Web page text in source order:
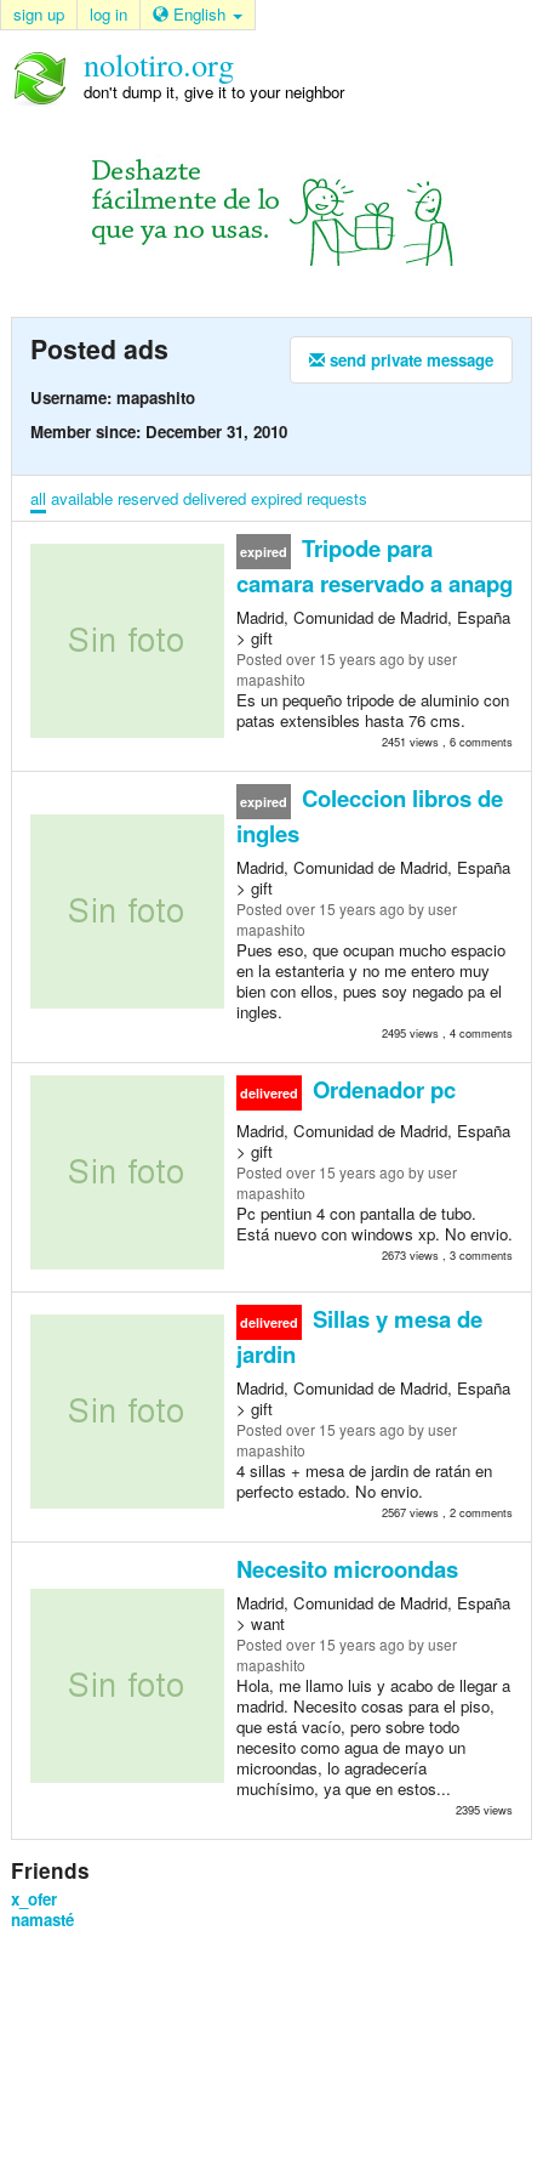
sign up log in English
nolotiro.org
don't dump it, give it to your neighbor
send private message
Posted ads
Username: mapashito
Member since: December 31, 2010
all available reserved delivered expired requests
expired
Tripode para
camara reservado a anapg
Madrid, Comunidad de Madrid, España
> gift
Posted over 15 years ago by user
mapashito
Es un pequeño tripode de aluminio con
patas extensibles hasta 76 cms.
2451 views , 6 comments
expired
Coleccion libros de
ingles
Madrid, Comunidad de Madrid, España
> gift
Posted over 15 years ago by user
mapashito
Pues eso, que ocupan mucho espacio
en la estanteria y no me entero muy
bien con ellos, pues soy negado pa el
ingles.
2495 views , 4 comments
delivered Ordenador pc
Madrid, Comunidad de Madrid, España
> gift
Posted over 15 years ago by user
mapashito
Pc pentiun 4 con pantalla de tubo.
Está nuevo con windows xp. No envio.
2673 views , 3 comments
delivered
Sillas y mesa de
jardin
Madrid, Comunidad de Madrid, España
> gift
Posted over 15 years ago by user
mapashito
4 sillas + mesa de jardin de ratán en
perfecto estado. No envio.
2567 views , 2 comments
Necesito microondas
Madrid, Comunidad de Madrid, España
> want
Posted over 15 years ago by user
mapashito
Hola, me llamo luis y acabo de llegar a
madrid. Necesito cosas para el piso,
que está vacío, pero sobre todo
necesito como agua de mayo un
microondas, lo agradecería
muchísimo, ya que en estos...
2395 views
Friends
x_ofer
namasté